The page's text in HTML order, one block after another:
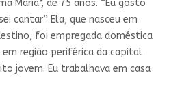
Maria*, de 75 anos. “Eu gosto
cantar”. Ela, que nasceu em
foi empregada doméstica
região periférica da capital
jovem. Eu trabalhava em casa